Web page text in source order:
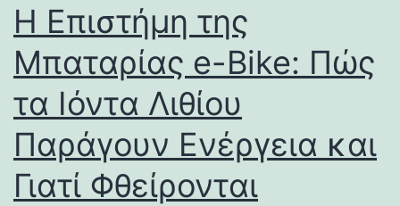
Η Επιστήμη της
Μπαταρίας e-Bike: Πώς
τα Ιόντα Λιθίου
Παράγουν Ενέργεια και
Γιατί Φθείρονται